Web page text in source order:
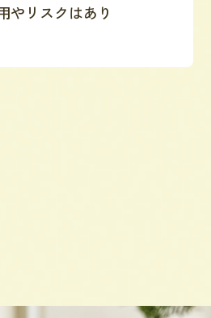
やリスクはあり